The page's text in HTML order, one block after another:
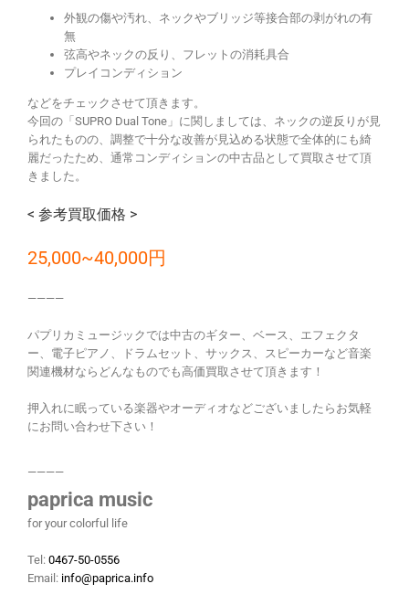
外観の傷や汚れ、ネックやブリッジ等接合部の剥がれの有
無
弦高やネックの反り、フレットの消耗具合
プレイコンディション
などをチェックさせて頂きます。
今回の「SUPRO Dual Tone」に関しましては、ネックの逆反りが見
られたものの、調整で十分な改善が見込める状態で全体的にも綺
麗だったため、通常コンディションの中古品として買取させて頂
きました。
< 参考買取価格 >
25,000~40,000円
————
パプリカミュージックでは中古のギター、ベース、エフェクタ
ー、電子ピアノ、ドラムセット、サックス、スピーカーなど音楽
関連機材ならどんなものでも高価買取させて頂きます！
押入れに眠っている楽器やオーディオなどございましたらお気軽
にお問い合わせ下さい！
————
paprica music
for your colorful life
Tel: 0467-50-0556
Email: info@paprica.info